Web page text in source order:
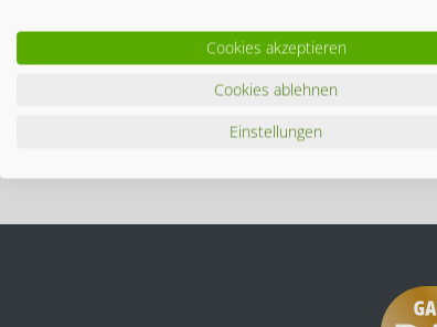
Cookies akzeptieren
Cookies ablehnen
Einstellungen